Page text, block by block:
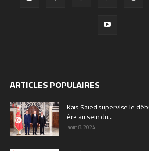
ARTICLES POPULAIRES
Kaïs Saïed supervise le
ère au sein du...
août 8, 2024